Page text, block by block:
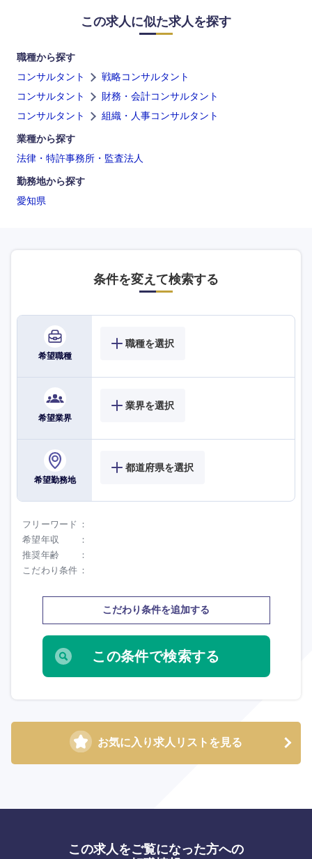
この求人に似た求人を探す
職種から探す
コンサルタント
戦略コンサルタント
コンサルタント
財務・会計コンサルタント
コンサルタント
組織・人事コンサルタント
業種から探す
法律・特許事務所・監査法人
勤務地から探す
愛知県
条件を変えて検索する
希望職種
職種を選択
希望業界
業界を選択
希望勤務地
都道府県を選択
フリーワード
希望年収
推奨年齢
こだわり条件
こだわり条件を追加する
お気に入り求人リストを見る
鹿児島県 沖縄県
海外
この求人をご覧になった方への